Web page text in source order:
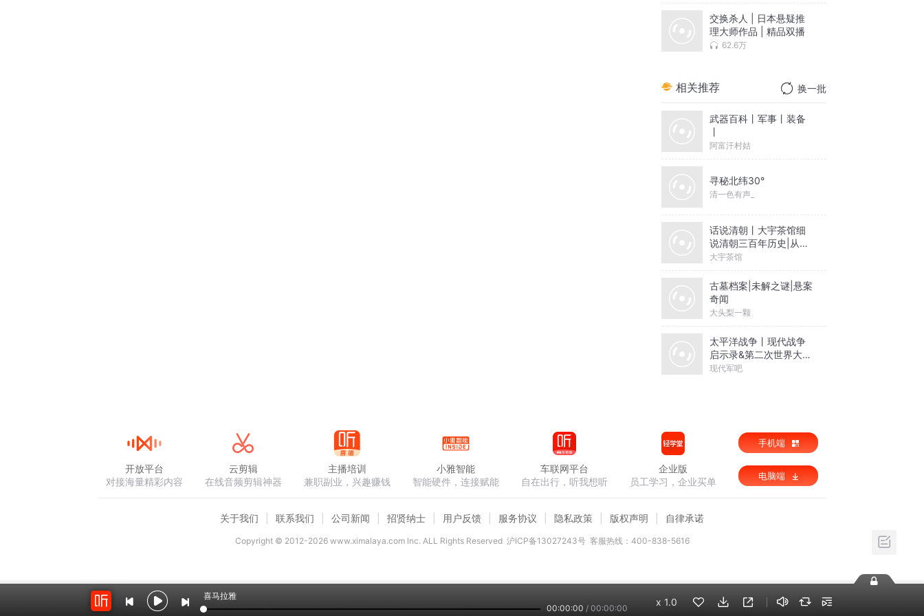
交换杀人 | 日本悬疑推
理大师作品 | 精品双播
62.6万
相关推荐 换一批
武器百科丨军事丨装备
丨
阿富汗村姑
寻秘北纬30°
清一色有声_
话说清朝丨大宇茶馆细
说清朝三百年历史|从努
尔哈赤到末代皇帝溥仪|
大宇茶馆
古墓档案|未解之谜|悬案
奇闻
大头梨一颗
太平洋战争丨现代战争
启示录&第二次世界大战
实录
现代军吧
喜马拉雅
00:00:00 / 00:00:00
x 1.0
开放平台
对接海量精彩内容
云剪辑
在线音频剪辑神器
主播培训
兼职副业，兴趣赚钱
小雅智能
智能硬件，连接赋能
车联网平台
自在出行，听我想听
企业版
员工学习，企业买单
手机端
电脑端
关于我们 联系我们 公司新闻 招贤纳士 用户反馈 服务协议 隐私政策 版权声明 自律承诺
Copyright © 2012-2026www.ximalaya.com lnc. ALL Rights Reserved 沪ICP备13027243号 客服热线：400-838-5616